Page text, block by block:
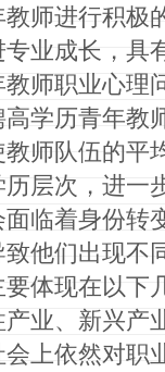
师进行积极
业成长，具
师职业心理
学历青年教
教师队伍的平
层次，进一
临着身份转
他们出现不
体现在以下
业、新兴产
上依然对职